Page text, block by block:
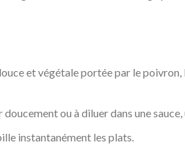
et végétale portée par le
ou à diluer dans une
instantanément les plats.